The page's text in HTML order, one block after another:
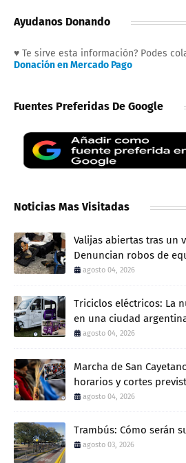
Ayudanos Donando
♥ Te sirve esta información? Podes
Donación en Mercado Pago
Fuentes Preferidas De Google
Noticias Mas Visitadas
Valijas abiertas tras un
Denuncian robos de
agosto 04, 2026
Triciclos eléctricos: La
en una ciudad
agosto 04, 2026
Marcha de San
horarios y cortes
agosto 04, 2026
Trambús: Cómo serán
agosto 03, 2026